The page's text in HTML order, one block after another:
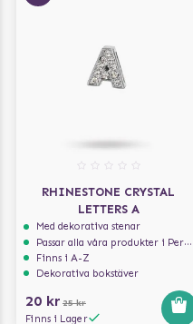
RHINESTONE CRYSTAL
LETTERS A
Med dekorativa stenar
Passar alla våra produkter i Personalize serien
Finns i A-Z
Dekorativa bokstäver
20 kr 25 kr
Finns i Lager